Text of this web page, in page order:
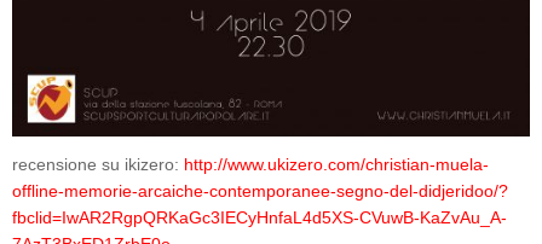
recensione su ikizero: http://www.ukizero.com/christian-muela-
offline-memorie-arcaiche-contemporanee-segno-del-didjeridoo/?
fbclid=IwAR2RgpQRKaGc3IECyHnfaL4d5XS-CVuwB-KaZvAu_A-